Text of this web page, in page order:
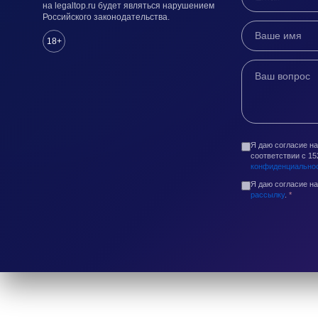
на legaltop.ru будет являться нарушением
Российского законодательства.
18+
Я даю согласие
соответствии с
Я даю согласие
рассылку. *